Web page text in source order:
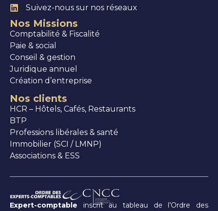
Suivez-nous sur nos réseaux
Nos Missions
Comptabilité & Fiscalité
Paie & social
Conseil & gestion
Juridique annuel
Création d’entreprise
Nos clients
HCR – Hôtels, Cafés, Restaurants
BTP
Professions libérales & santé
Immobilier (SCI / LMNP)
Associations & ESS
Expert-comptable inscrit au tableau de l’Ordre des